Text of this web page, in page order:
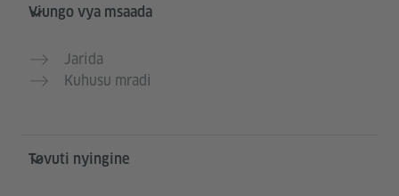
Viungo vya msaada
Jarida
Kuhusu mradi
Tovuti nyingine